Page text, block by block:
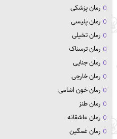
رمان پزشکی
رمان پلیسی
رمان تخیلی
رمان ترسناک
رمان جنایی
رمان خارجی
رمان خون اشامی
رمان طنز
رمان عاشقانه
رمان غمگین